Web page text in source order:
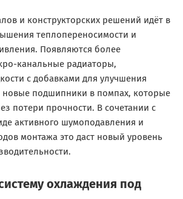
и конструкторских решений идёт в
теплопереносимости и
Появляются более
канальные радиаторы,
с добавками для улучшения
подшипники в помпах, которые
потери прочности. В сочетании с
активного шумоподавления и
монтажа это даст новый уровень
охлаждения под